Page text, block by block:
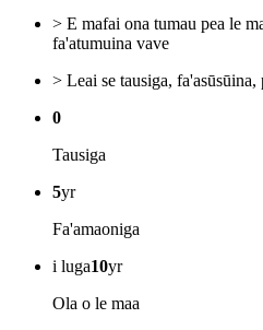
> E mafai ona tumau pea le
fa'atumuina vave
> Leai se tausiga, fa'asūsūina,
0
Tausiga
5yr
Fa'amaoniga
i luga10yr
Ola o le maa